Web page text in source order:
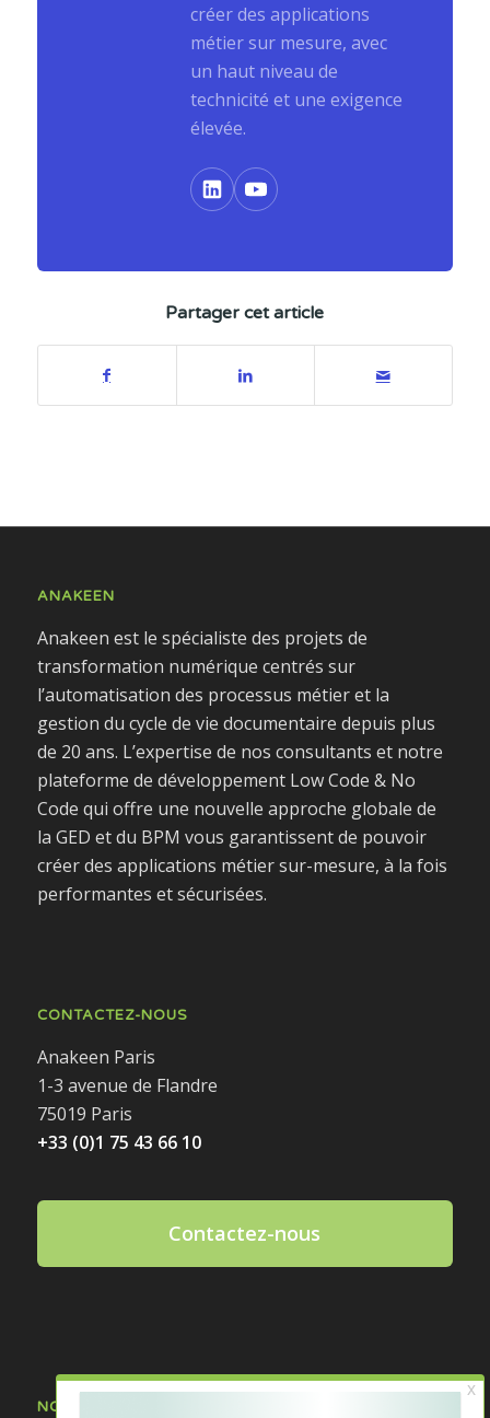
créer des applications
métier sur mesure, avec
un haut niveau de
technicité et une exigence
élevée.
Partager cet article
ANAKEEN
Anakeen est le spécialiste des projets de
transformation numérique centrés sur
l’automatisation des processus métier et la
gestion du cycle de vie documentaire depuis plus
de 20 ans. L’expertise de nos consultants et notre
plateforme de développement Low Code & No
Code qui offre une nouvelle approche globale de
la GED et du BPM vous garantissent de pouvoir
créer des applications métier sur-mesure, à la fois
performantes et sécurisées.
CONTACTEZ-NOUS
Anakeen Paris
1-3 avenue de Flandre
75019 Paris
+33 (0)1 75 43 66 10
Contactez-nous
NOS DERNIÈRES ACTUALITÉS